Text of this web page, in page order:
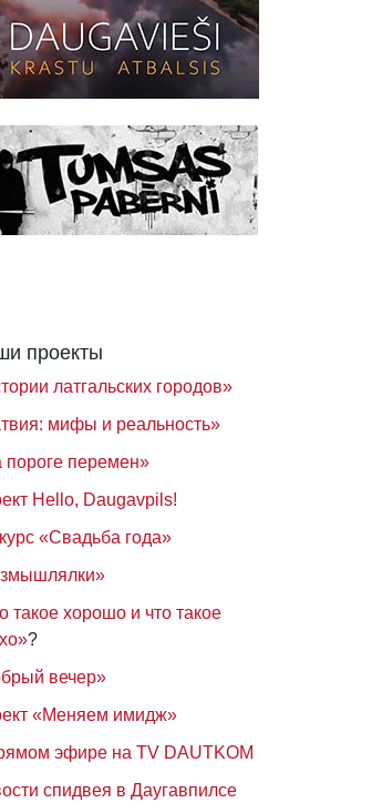
проекты
латгальских городов»
мифы и реальность»
пороге перемен»
Hello, Daugavpils!
«Свадьба года»
такое хорошо и что такое
?
вечер»
«Меняем имидж»
эфире на TV DAUTKOM
спидвея в Даугавпилсе